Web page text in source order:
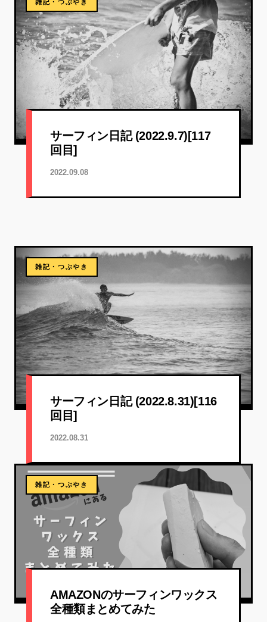
雑記・つぶやき
サーフィン日記 (2022.9.7)[117
回目]
2022.09.08
雑記・つぶやき
サーフィン日記 (2022.8.31)[116
回目]
2022.08.31
雑記・つぶやき
AMAZONのサーフィンワックス
全種類まとめてみた